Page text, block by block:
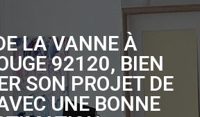
LA VANNE À
92120, BIEN
SON PROJET DE
UNE BONNE